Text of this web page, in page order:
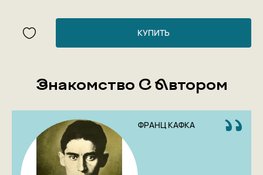
издании. Здесь зафиксированы литературные
замыслы, фрагменты и варианты рассказов,
размышления о жизни и искусстве, отрывки из писем и
писателя.
КУПИТЬ
Знакомство С Автором
ФРАНЦ КАФКА